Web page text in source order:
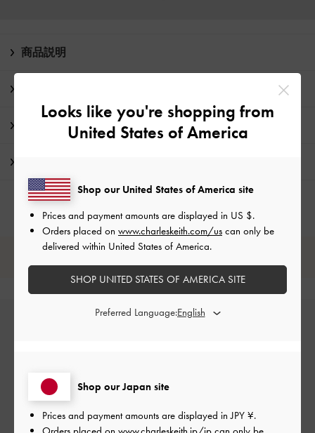
商品説明
カスタマーレビュー
Looks like you're shopping from
United States of America
Shop our Japan site
Prices and payment amounts are displayed inJPY ¥.
Shop our United States of America site
Prices and payment amounts are displayed in US $.
Orders placed on www.charleskeith.com/us can only be
delivered within United States of America.
SHOP UNITED STATES OF AMERICA SITE
Preferred Language: